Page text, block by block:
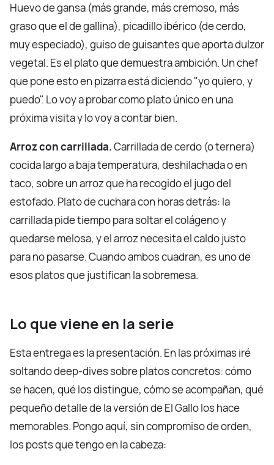
Huevo de gansa (más grande, más cremoso, más
graso que el de gallina), picadillo ibérico (de cerdo,
muy especiado), guiso de guisantes que aporta dulzor
vegetal. Es el plato que demuestra ambición. Un chef
que pone esto en pizarra está diciendo "yo quiero, y
puedo". Lo voy a probar como plato único en una
próxima visita y lo voy a contar bien.
Arroz con carrillada.Carrillada de cerdo (o ternera)
cocida largo a baja temperatura, deshilachada o en
taco, sobre un arroz que ha recogido el jugo del
estofado. Plato de cuchara con horas detrás: la
carrillada pide tiempo para soltar el colágeno y
quedarse melosa, y el arroz necesita el caldo justo
para no pasarse. Cuando ambos cuadran, es uno de
esos platos que justifican la sobremesa.
Lo que viene en la serie
Esta entrega es la presentación. En las próximas iré
soltando deep-dives sobre platos concretos: cómo
se hacen, qué los distingue, cómo se acompañan, qué
pequeño detalle de la versión de El Gallo los hace
memorables. Pongo aquí, sin compromiso de orden,
los posts que tengo en la cabeza: